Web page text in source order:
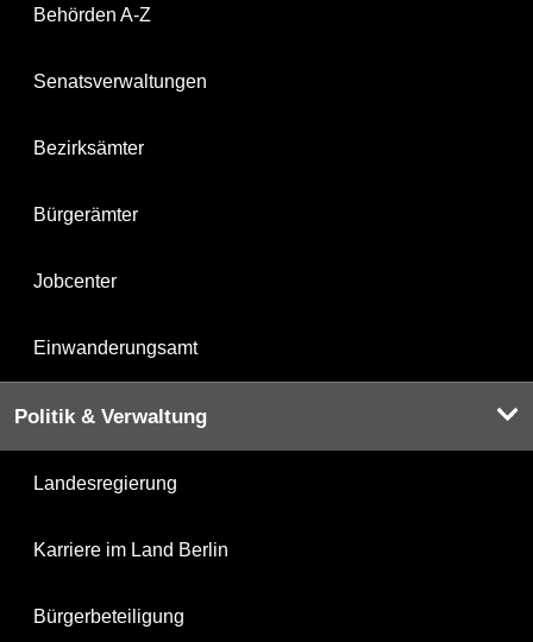
Behörden A-Z
Senatsverwaltungen
Bezirksämter
Bürgerämter
Jobcenter
Einwanderungsamt
Politik & Verwaltung
Landesregierung
Karriere im Land Berlin
Bürgerbeteiligung